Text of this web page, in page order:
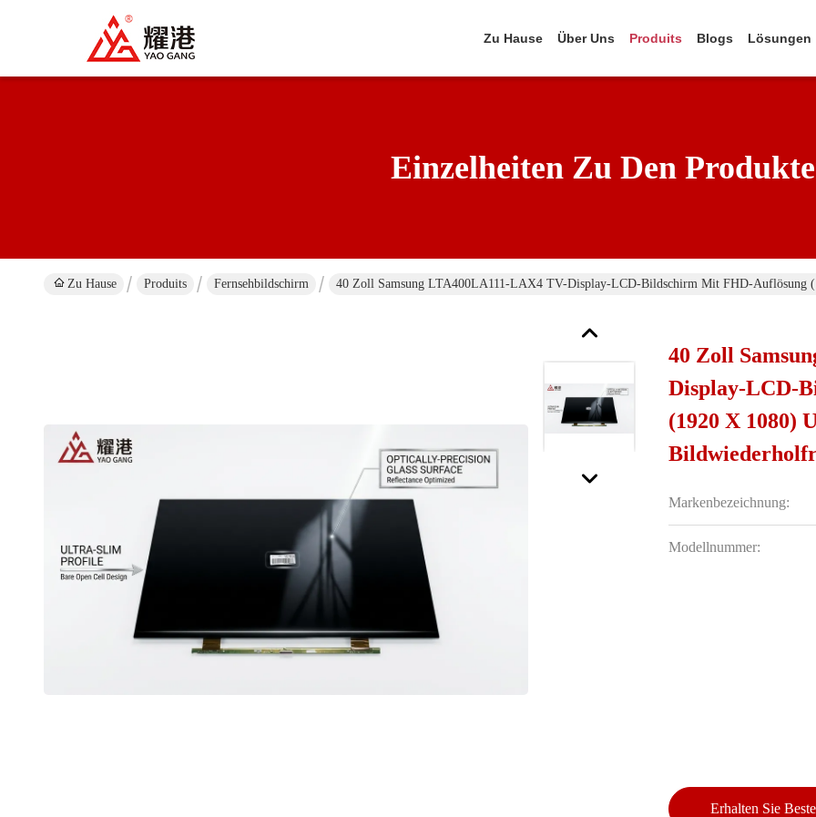
Zu Hause Über Uns Produits Blogs Lösungen
Einzelheiten Zu Den
Zu Hause Produits Fernsehbildschirm 40 Zoll Samsung LTA400LA111-LAX4 TV-Display-LCD-Bildschirm Mit FHD-Auflösung
40 Zoll
Display-LCD-
(1920 X 1080)
Markenbezeichnung:
Modellnummer:
Erhalten Sie